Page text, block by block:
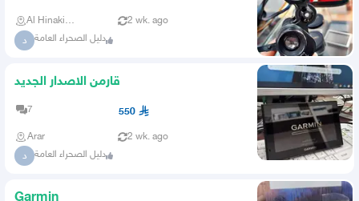
Al Hinakiyah 2 wk. ago
د دليل الصحراء العامة
قارمن الاصدار الجديد
7 550
Arar 2 wk. ago
د دليل الصحراء العامة